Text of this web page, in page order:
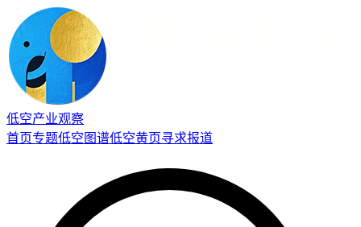
低空产业观察
首页专题低空图谱低空黄页寻求报道